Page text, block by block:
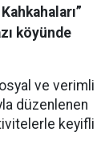
köyünde
ve verimli
düzenlenen
keyifli